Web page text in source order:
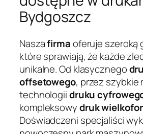
Bydgoszcz
Naszafirmaoferuje szeroką
które sprawiają, że każde
unikalne. Od klasycznego
offsetowego, przez szybkie
technologiidruku
kompleksowydruk
Doświadczeni specjaliści